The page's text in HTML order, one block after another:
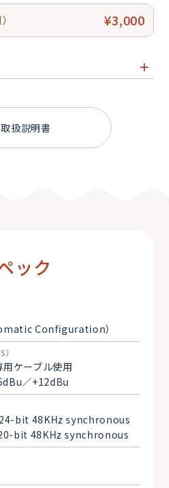
¥3,000
アナログオーディオ 入出力
ーブルが同梱
取扱説明書
ック
Configuration）
ケーブル使用
／+12dBu
24-bit 48KHz synchronous
bit 48KHz synchronous